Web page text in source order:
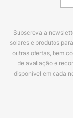
Subscreva a
solares e produtos
outras ofertas, bem
de avaliação e
disponível em cada